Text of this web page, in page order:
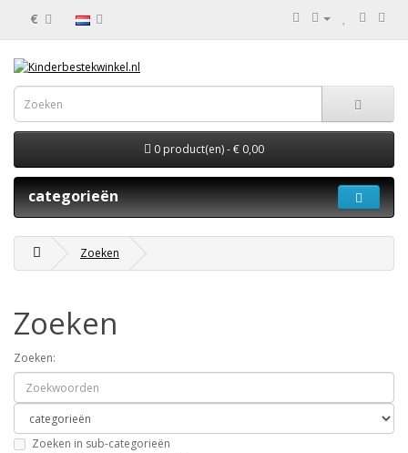
€
0 product(en) - € 0,00
categorieën
Zoeken
Zoeken
Zoeken:
Zoeken in sub-categorieën